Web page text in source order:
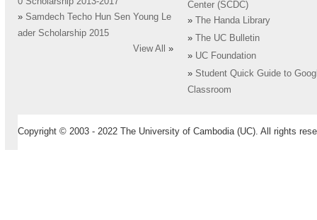
» Samdech Techo Hun Sen Young Le
ader Scholarship 2015
View All
»
Center (SCDC)
»
The Handa Library
»
The UC Bulletin
» UC Foundation
» Student Quick Guide to
Classroom
Copyright © 2003 - 2022 The University of Cambodia (UC). All rights